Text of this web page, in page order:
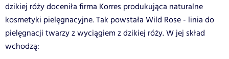
dzikiej róży doceniła firma Korres produkująca naturalne
kosmetyki pielęgnacyjne. Tak powstała Wild Rose - linia do
pielęgnacji twarzy z wyciągiem z dzikiej róży. W jej skład
wchodzą: